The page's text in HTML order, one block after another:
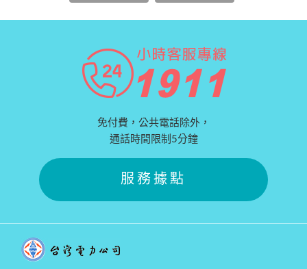
免付費，公共電話除外，
通話時間限制5分鐘
服務據點